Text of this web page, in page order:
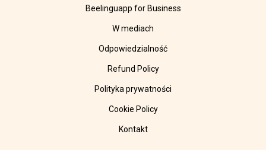
Beelinguapp for Business
W mediach
Odpowiedzialność
Refund Policy
Polityka prywatności
Cookie Policy
Kontakt